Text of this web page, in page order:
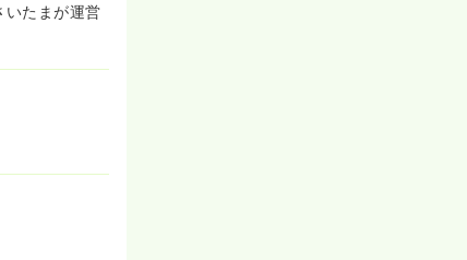
いたまが運営